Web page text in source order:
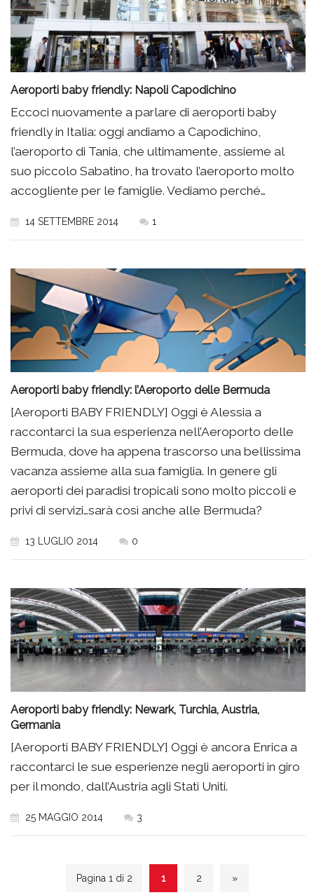
Aeroporti baby friendly: Napoli Capodichino
Eccoci nuovamente a parlare di aeroporti baby
friendly in Italia: oggi andiamo a Capodichino,
l’aeroporto di Tania, che ultimamente, assieme al
suo piccolo Sabatino, ha trovato l’aeroporto molto
accogliente per le famiglie. Vediamo perché…
14 SETTEMBRE 2014 1
Aeroporti baby friendly: l’Aeroporto delle Bermuda
[Aeroporti BABY FRIENDLY] Oggi è Alessia a
raccontarci la sua esperienza nell’Aeroporto delle
Bermuda, dove ha appena trascorso una bellissima
vacanza assieme alla sua famiglia. In genere gli
aeroporti dei paradisi tropicali sono molto piccoli e
privi di servizi…sarà così anche alle Bermuda?
13 LUGLIO 2014 0
Aeroporti baby friendly: Newark, Turchia, Austria,
Germania
[Aeroporti BABY FRIENDLY] Oggi è ancora Enrica a
raccontarci le sue esperienze negli aeroporti in giro
per il mondo, dall’Austria agli Stati Uniti.
25 MAGGIO 2014 3
Pagina 1 di 2 1 2 »